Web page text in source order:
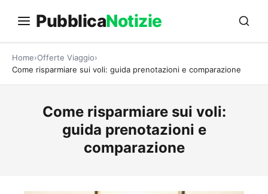
PubblicaNotizie
Home Offerte Viaggio
Come risparmiare sui voli: guida prenotazioni e comparazione
Come risparmiare sui voli:
guida prenotazioni e
comparazione